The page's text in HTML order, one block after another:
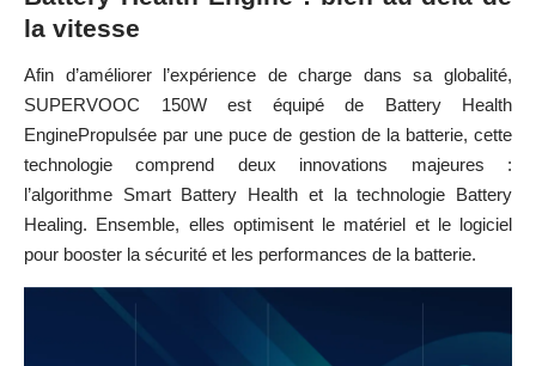
la vitesse
Afin d’améliorer l’expérience de charge dans sa globalité,
SUPERVOOC 150W est équipé de Battery Health
EnginePropulsée par une puce de gestion de la batterie, cette
technologie comprend deux innovations majeures :
l’algorithme Smart Battery Health et la technologie Battery
Healing. Ensemble, elles optimisent le matériel et le logiciel
pour booster la sécurité et les performances de la batterie.